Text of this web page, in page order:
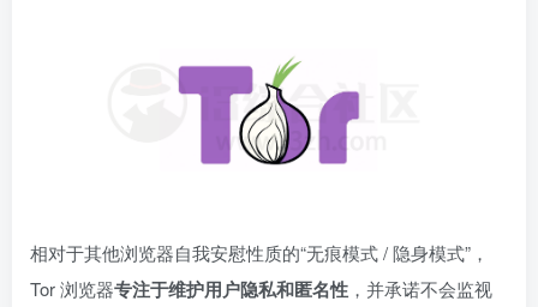
相对于其他浏览器自我安慰性质的“无痕模式 / 隐身模式”，
Tor 浏览器专注于维护用户隐私和匿名性 ，并承诺不会监视